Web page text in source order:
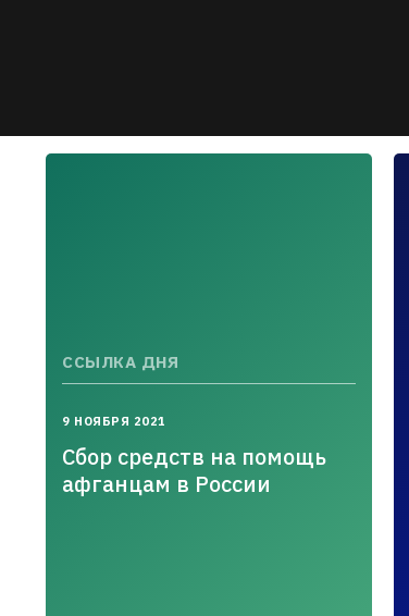
ССЫЛКА ДНЯ
2021-
09T15:03:54.000+03:00
9 НОЯБРЯ 2021
Сбор средств на помощь
афганцам в России